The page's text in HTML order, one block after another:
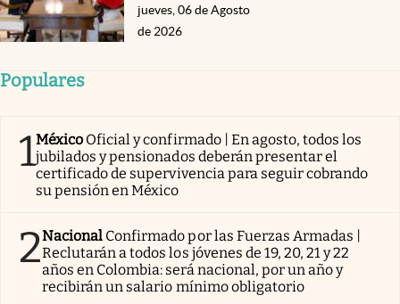
jueves, 06 de Agosto
de 2026
Populares
1México Oficial y confirmado | En agosto, todos los
jubilados y pensionados deberán presentar el
certificado de supervivencia para seguir cobrando
su pensión en México
2Nacional Confirmado por las Fuerzas Armadas |
Reclutarán a todos los jóvenes de 19, 20, 21 y 22
años en Colombia: será nacional, por un año y
recibirán un salario mínimo obligatorio